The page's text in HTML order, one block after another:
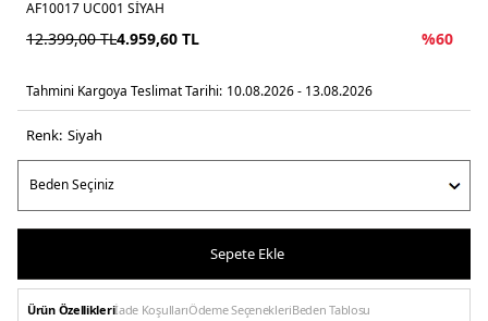
AF10017 UC001 SİYAH
12.399,00TL4.959,60 TL %60
Tahmini Kargoya Teslimat Tarihi: 10.08.2026 - 13.08.2026
Renk: si̇yah
Sepete Ekle
Ürün Özellikleriİade KoşullarıÖdeme SeçenekleriBeden Tablosu